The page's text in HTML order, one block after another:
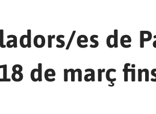
es de
de març